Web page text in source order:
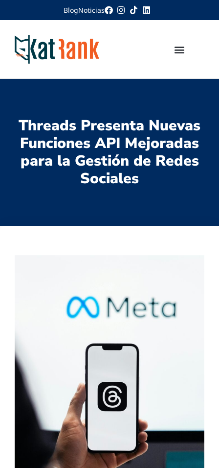
BlogNoticias
Threads Presenta Nuevas
Funciones API Mejoradas
para la Gestión de Redes
Sociales